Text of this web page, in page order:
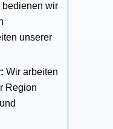
bedienen wir
unserer
Wir arbeiten
Region